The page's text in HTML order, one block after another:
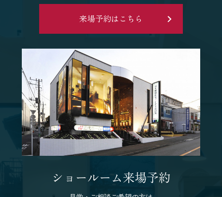
来場予約はこちら
ショールーム来場予約